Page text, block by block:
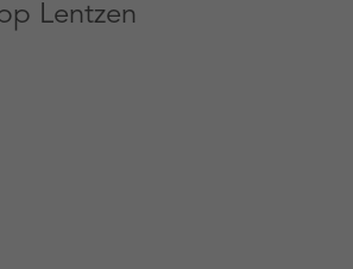
Lentzen